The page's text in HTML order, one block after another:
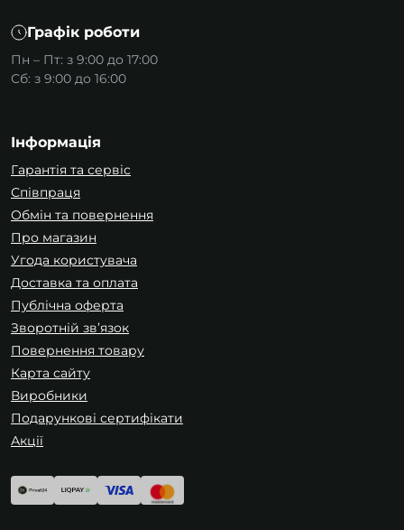
Графік роботи
Пн – Пт: з 9:00 до 17:00
Сб: з 9:00 до 16:00
Інформація
Гарантія та сервіс
Співпраця
Обмін та повернення
Про магазин
Угода користувача
Доставка та оплата
Публічна оферта
Зворотній зв’язок
Повернення товару
Карта сайту
Виробники
Подарункові сертифікати
Акції